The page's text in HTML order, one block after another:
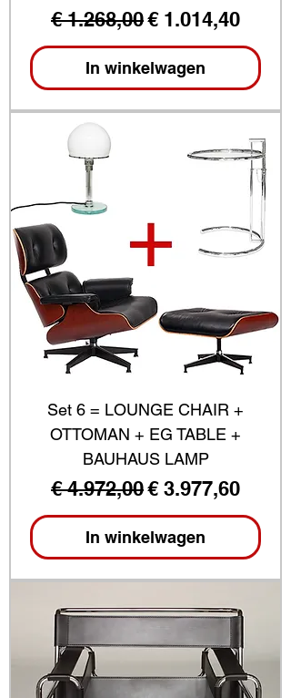
Normale prijs
€ 1.268,00Verkoopprijs
€ 1.014,40
In winkelwagen
Set 6 = LOUNGE CHAIR +
OTTOMAN + EG TABLE +
BAUHAUS LAMP
Normale prijs
€ 4.972,00Verkoopprijs
€ 3.977,60
In winkelwagen